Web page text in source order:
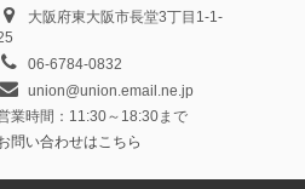
大阪府東大阪市長堂3丁目1-1-
06-6784-0832
union@union.email.ne.jp
業時間：11:30～18:30まで
問い合わせはこちら